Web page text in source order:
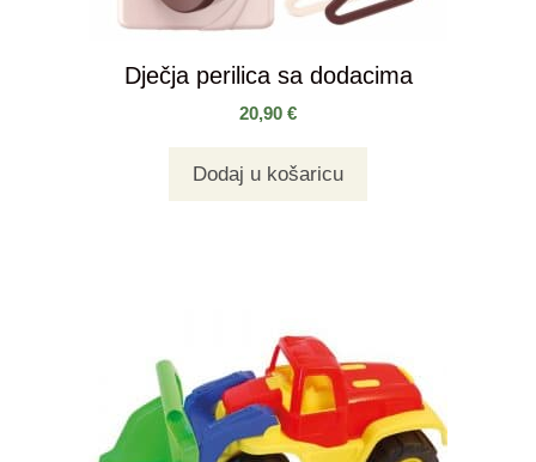
Dječja perilica sa dodacima
20,90 €
Dodaj u košaricu